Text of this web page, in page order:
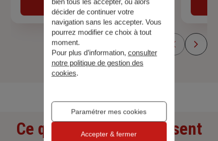
Découvrir
Découvrir toutes nos offres
Ce que nos clients pensent
bien tous les accepter, ou alors
décider de continuer votre
navigation sans les accepter. Vous
pourrez modifier ce choix à tout
moment.
Pour plus d’information, consulter
notre politique de gestion des
cookies.
Paramétrer mes cookies
Accepter & fermer